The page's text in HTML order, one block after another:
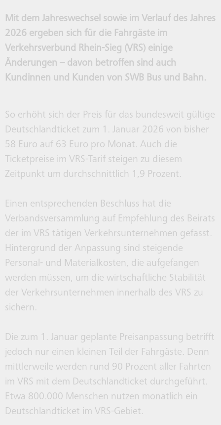
SCHULVERKEHR
TAXIBUS
24HKLIMATICKET FÜR BONN
VERKAUFSSTELLEN
RECHTLICHES
WERBUNG AUF BUS UND BAHN
KIDS UND JUGENDLICHE
BARRIEREFREIHEIT UND
SONDERREGELUNG
WEITERE MOBILITÄTSANGEBOTE
GEÄNDERTE LINIENFÜHRUNG
NEWSLETTER
BONN ENTDECKEN
WALLET
ERKLÄRUNGEN ZUR
BARRIEREFREIHEIT
Mit dem Jahreswechsel sowie im Verlauf des Jahres
2026 ergeben sich für die Fahrgäste im
Verkehrsverbund Rhein-Sieg (VRS) einige
Änderungen – davon betroffen sind auch
Kundinnen und Kunden von SWB Bus und Bahn.
So erhöht sich der Preis für das bundesweit gültige
Deutschlandticket zum 1. Januar 2026 von bisher
58 Euro auf 63 Euro pro Monat. Auch die
Ticketpreise im VRS-Tarif steigen zu diesem
Zeitpunkt um durchschnittlich 1,9 Prozent.
Einen entsprechenden Beschluss hat die
Verbandsversammlung auf Empfehlung des Beirats
der im VRS tätigen Verkehrsunternehmen gefasst.
Hintergrund der Anpassung sind steigende
Personal- und Materialkosten, die aufgefangen
werden müssen, um die wirtschaftliche Stabilität
der Verkehrsunternehmen innerhalb des VRS zu
sichern.
Die zum 1. Januar geplante Preisanpassung betrifft
jedoch nur einen kleinen Teil der Fahrgäste. Denn
mittlerweile werden rund 90 Prozent aller Fahrten
im VRS mit dem Deutschlandticket durchgeführt.
Etwa 800.000 Menschen nutzen monatlich ein
Deutschlandticket im VRS-Gebiet.